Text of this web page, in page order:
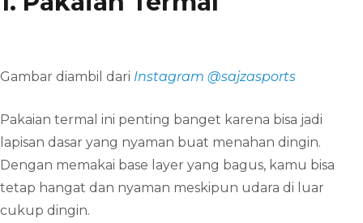
Gambar diambil dari Instagram @sajzasports
Pakaian termal ini penting banget karena bisa jadi
lapisan dasar yang nyaman buat menahan dingin.
Dengan memakai base layer yang bagus, kamu bisa
tetap hangat dan nyaman meskipun udara di luar
cukup dingin.